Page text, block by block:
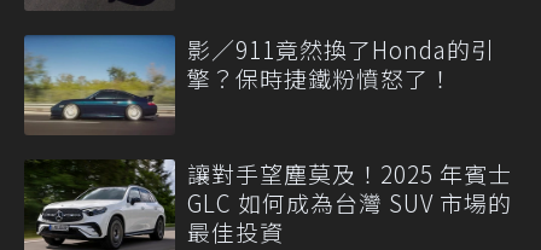
影／911竟然換了Honda的引
擎？保時捷鐵粉憤怒了！
讓對手望塵莫及！2025 年賓士
GLC 如何成為台灣 SUV 市場的
最佳投資